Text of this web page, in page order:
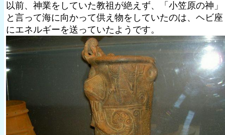
以前、神業をしていた教祖が絶えず、「小笠原の神」
と言って海に向かって供え物をしていたのは、ヘビ座
にエネルギーを送っていたようです。